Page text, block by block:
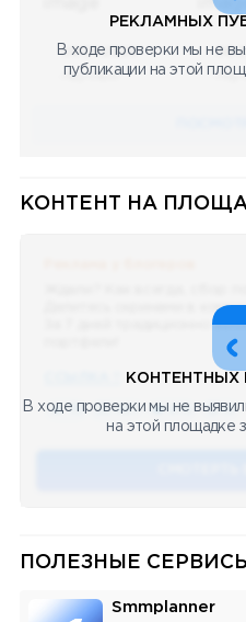
08.05.2023
Научный
РЕКЛАМНЫХ
В ходе проверки мы не
публикации на этой
КОНТЕНТ НА
Делитесь скринами в
За 7 дней традиционно
🔥 75 👍🏻 487 ❤️ 875 🥴 19
КОНТЕНТНЫХ
В ходе проверки мы не
на этой площадке
ПОЛЕЗНЫЕ
Smmplanner